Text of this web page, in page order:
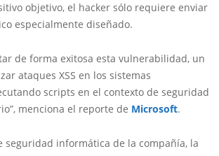
objetivo, el hacker sólo requiere enviar
especialmente diseñado.
de forma exitosa esta vulnerabilidad, un
ataques XSS en los sistemas
scripts en el contexto de seguridad
menciona el reporte de Microsoft.
seguridad informática de la compañía, la